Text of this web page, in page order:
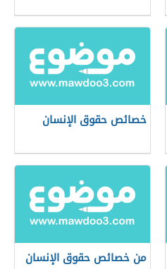
خصائص حقوق الإنسان
من خصائص حقوق الإنسان